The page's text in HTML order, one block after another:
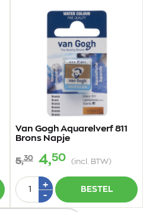
Van Gogh Aquarelverf 811
Brons Napje
5,30 4,50 (incl. BTW)
Aantal
+Plus
-Min
1
BESTEL